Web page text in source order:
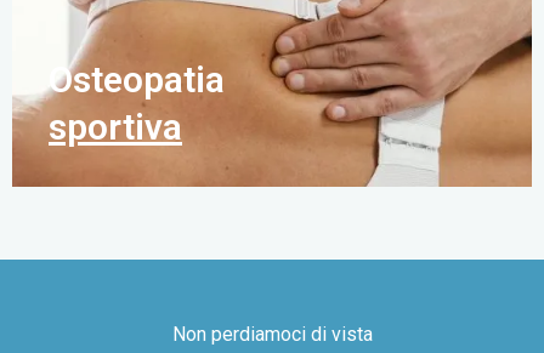
Osteopatia
sportiva
Non perdiamoci di vista